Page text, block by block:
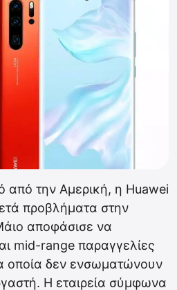
από την Αμερική, η Huawei
προβλήματα στην
αποφάσισε να
mid-range παραγγελίες
οποία δεν ενσωματώνουν
Η εταιρεία σύμφωνα